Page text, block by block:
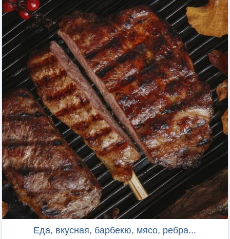
Еда, вкусная, барбекю, мясо, ребра...